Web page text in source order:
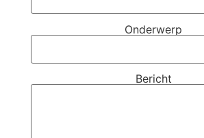
Onderwerp
Bericht